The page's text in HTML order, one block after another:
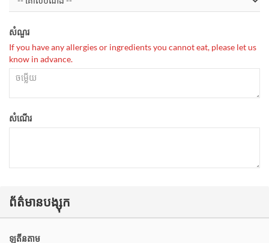
សំណួរ
If you have any allergies or ingredients you cannot eat, please let us
know in advance.
សំណើរ
ព័ត៌មានបង្សុក
ឡូតីនតាម